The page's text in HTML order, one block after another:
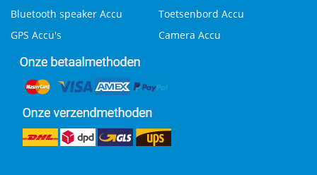
Bluetooth speaker Accu
Toetsenbord Accu
GPS Accu's
Camera Accu